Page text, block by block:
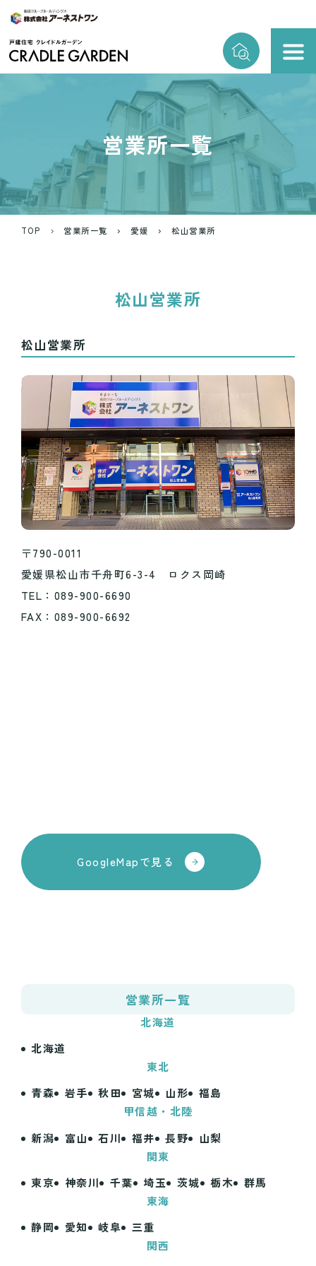
営業所一覧
TOP 営業所一覧 愛媛 松山営業所
松山営業所
松山営業所
〒790-0011
愛媛県松山市千舟町6-3-4 ロクス岡崎
TEL：089-900-6690
FAX：089-900-6692
GoogleMapで見る
営業所一覧
北海道
北海道
東北
青森
岩手 秋田 宮城 山形
福島
甲信越・北陸
新潟
富山 石川 福井 長野
山梨
関東
東京
神奈川 千葉 埼玉 茨城 栃木
群馬
東海
静岡
愛知 岐阜
三重
関西